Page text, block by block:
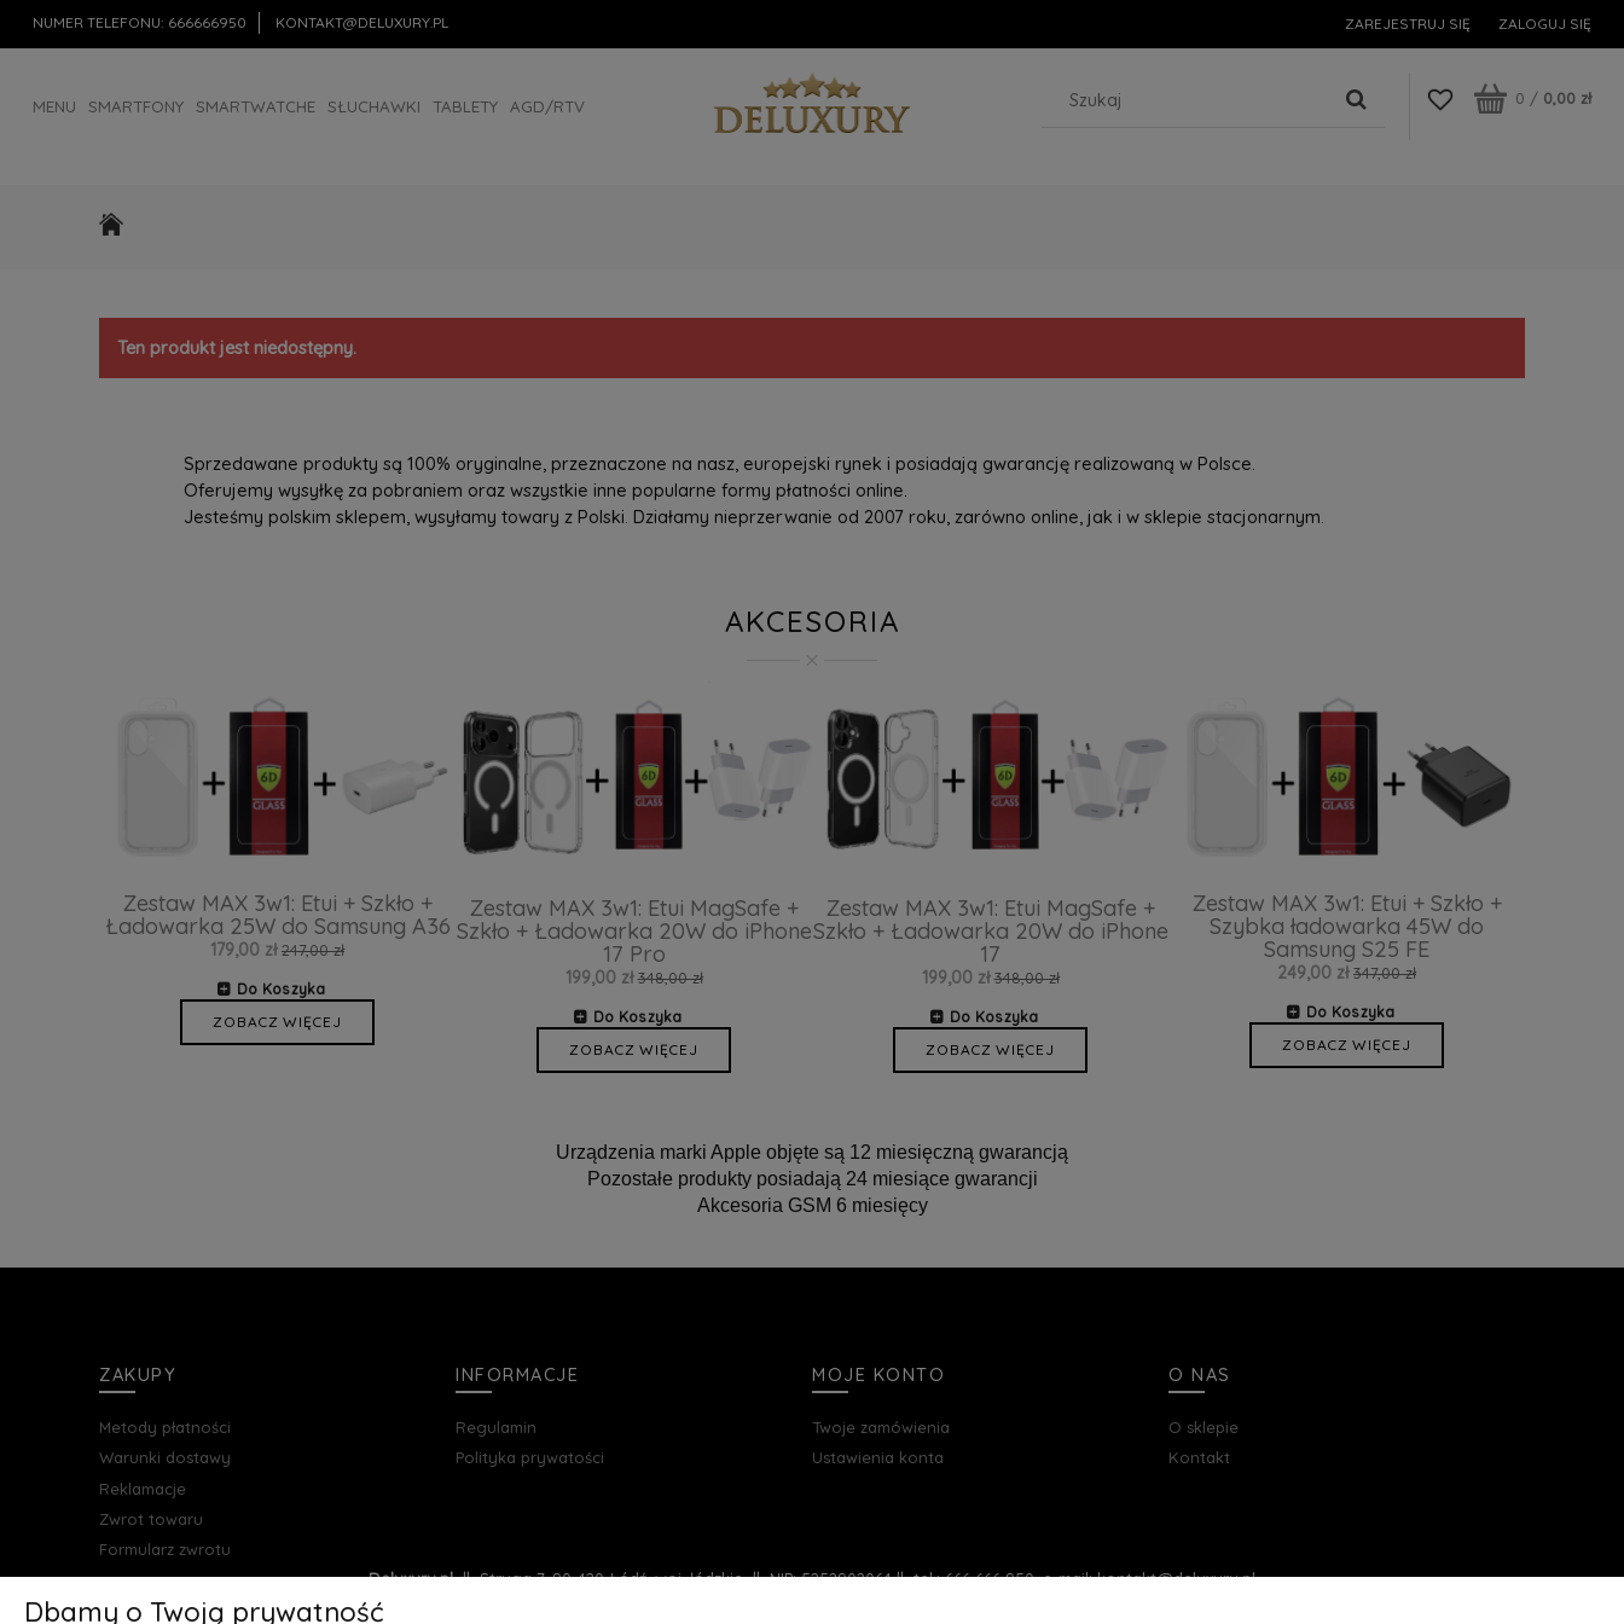
NUMER TELEFONU: 666666950 KONTAKT@DELUXURY.PL ZAREJESTRUJ SIĘ ZALOGUJ SIĘ
MENU SMARTFONY SMARTWATCHE SŁUCHAWKI TABLETY AGD/RTV 0 / 0,00 zł
Ten produkt jest niedostępny.
Sprzedawane produkty są 100% oryginalne, przeznaczone na nasz, europejski rynek i posiadają gwarancję realizowaną w Polsce.
Oferujemy wysyłkę za pobraniem oraz wszystkie inne popularne formy płatności online.
Jesteśmy polskim sklepem, wysyłamy towary z Polski. Działamy nieprzerwanie od 2007 roku, zarówno online, jak i w sklepie stacjonarnym.
AKCESORIA
Zestaw MAX 3w1: Etui + Szkło +
Ładowarka 25W do Samsung A36
179,00 zł 247,00 zł
Do Koszyka
ZOBACZ WIĘCEJ
Zestaw MAX 3w1: Etui MagSafe +
Szkło + Ładowarka 20W do iPhone
17 Pro
199,00 zł 348,00 zł
Do Koszyka
ZOBACZ WIĘCEJ
Zestaw MAX 3w1: Etui MagSafe +
Szkło + Ładowarka 20W do iPhone
17
199,00 zł 348,00 zł
Do Koszyka
ZOBACZ WIĘCEJ
Zestaw MAX 3w1: Etui + Szkło +
Szybka ładowarka 45W do
Samsung S25 FE
249,00 zł 347,00 zł
Do Koszyka
ZOBACZ WIĘCEJ
Urządzenia marki Apple objęte są 12 miesięczną gwarancją
Pozostałe produkty posiadają 24 miesiące gwarancji
Akcesoria GSM 6 miesięcy
ZAKUPY
Metody płatności
Warunki dostawy
Reklamacje
Zwrot towaru
Formularz zwrotu
INFORMACJE
Regulamin
Polityka prywatości
MOJE KONTO
Twoje zamówienia
Ustawienia konta
O NAS
O sklepie
Kontakt
Deluxury.pl|| Struga 7, 90-420 Łódź, woj. łódzkie || NIP: 5252902064 || tel.: 666 666 950, e-mail: kontakt@deluxury.pl
Dbamy o Twoją prywatność